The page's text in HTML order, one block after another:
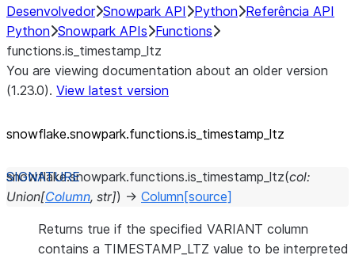
Desenvolvedor Snowpark API Python Referência API
Python Snowpark APIs Functions
functions.is_timestamp_ltz
You are viewing documentation about an older version
(1.23.0). View latest version
snowflake.snowpark.functions.is_ timestamp_ ltz
snowflake.snowpark.functions.is_timestamp_ltz(col:
Union[Column, str]) → Column [source]
Returns true if the specified VARIANT column
contains a TIMESTAMP_LTZ value to be interpreted